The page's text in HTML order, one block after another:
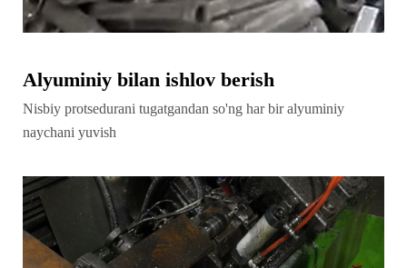
Alyuminiy bilan ishlov berish
Nisbiy protsedurani tugatgandan so'ng har bir alyuminiy
naychani yuvish